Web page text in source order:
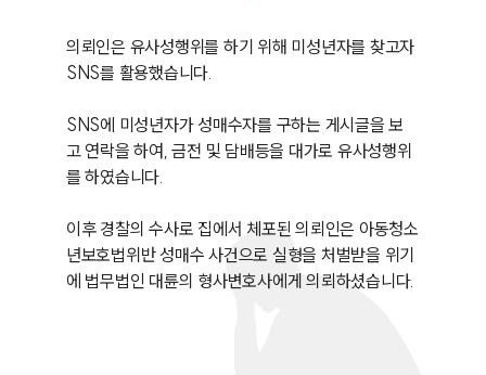
의뢰인은 유사성행위를 하기 위해 미성년자를 찾고자
SNS를 활용했습니다.
SNS에 미성년자가 성매수자를 구하는 게시글을 보
고 연락을 하여, 금전 및 담배등을 대가로 유사성행위
를 하였습니다.
이후 경찰의 수사로 집에서 체포된 의뢰인은 아동청소
년보호법위반 성매수 사건으로 실형을 처벌받을 위기
에 법무법인 대륜의 형사변호사에게 의뢰하셨습니다.